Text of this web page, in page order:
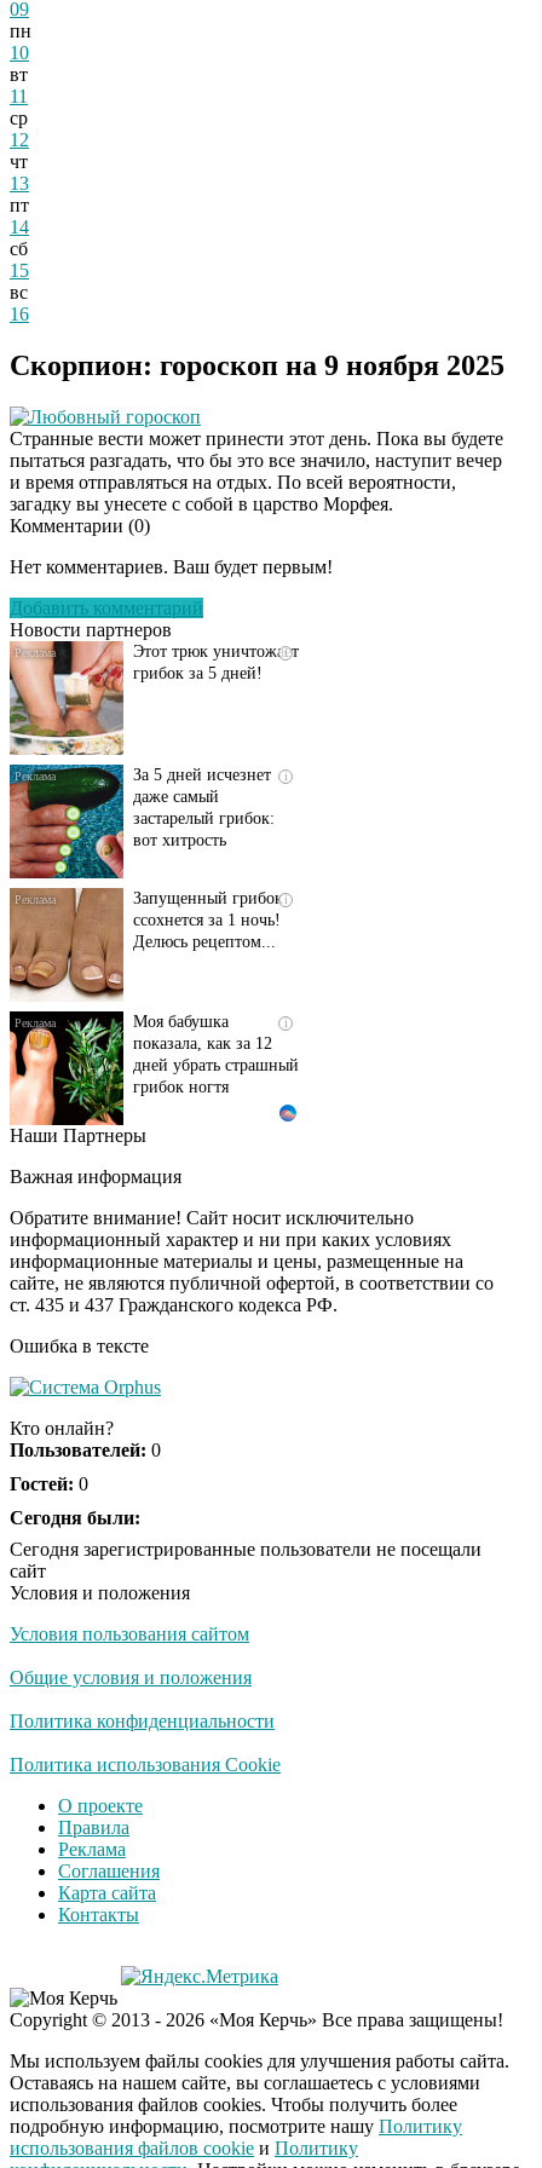
09
пн
10
вт
11
ср
12
чт
13
пт
14
сб
15
вс
16
Скорпион: гороскоп на 9 ноября 2025
Любовный гороскоп
Странные вести может принести этот день. Пока вы будете
пытаться разгадать, что бы это все значило, наступит вечер
и время отправляться на отдых. По всей вероятности,
загадку вы унесете с собой в царство Морфея.
Комментарии (0)
Нет комментариев. Ваш будет первым!
Добавить комментарий
Новости партнеров
Даже самый
исчезнет с корнем,
i
Этот трюк уничтожает
грибок за 5 дней!
i
За 5 дней исчезнет
даже самый
застарелый грибок:
вот хитрость
i
Запущенный грибок
ссохнется за 1 ночь!
Делюсь рецептом...
i
Моя бабушка
показала, как за 12
дней убрать страшный
грибок ногтя
Этот танец невесты
Пересмотрела 10 раз
i
Ролик длится пару
секунд, но вы будете в
шоке от увиденного
Ролик из Омска: вы
Ржу не переставая, это
не раз
Скрытая камера на
люди вытворяют, когда
Ролик длится
смеяться вы будете
Королева вагона
отожгла! Видео не
оставит равнодушным
Корее: «Верни мне
всё, что я подарил —
Patriot и THAAD»
i
Экс-бойфренд дочери
Борисовой душил ее
Наши Партнеры
Важная информация
Обратите внимание! Сайт носит исключительно
информационный характер и ни при каких условиях
информационные материалы и цены, размещенные на
сайте, не являются публичной офертой, в соответствии со
ст. 435 и 437 Гражданского кодекса РФ.
Ошибка в тексте
Кто онлайн?
Пользователей: 0
Гостей: 0
Сегодня были:
Сегодня зарегистрированные пользователи не посещали
сайт
Условия и положения
Условия пользования сайтом
Общие условия и положения
Политика конфиденциальности
Политика использования Cookie
О проекте
Правила
Реклама
Соглашения
Карта сайта
Контакты
Copyright © 2013 - 2026 «Моя Керчь» Все права защищены!
Мы используем файлы cookies для улучшения работы сайта.
Оставаясь на нашем сайте, вы соглашаетесь с условиями
использования файлов cookies. Чтобы получить более
подробную информацию, посмотрите нашу Политику
использования файлов cookie и Политику